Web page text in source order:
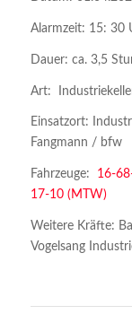
Alarmzeit: 15: 30
Dauer: ca. 3,5
Art:
Einsatzort:
Fangmann / bfw
Fahrzeuge: 16-
17-10 (MTW)
Weitere Kräfte:
Vogelsang